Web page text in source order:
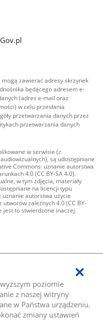
poziomie
z naszej witryny
w Państwa urządzeniu.
zmiany ustawień
zawierać adresy skrzynek
będącego adresem e-
(adres e-mail oraz
w celu przesłania
przetwarzania danych przez
przetwarzania danych
w serwisie (z
są udostępniane
Commons: uznanie autorstwa
4.0 (CC BY-SA 4.0).
w tym zdjęcia, materiały
na licencji typu
uznanie autorstwa użycie
utworów zależnych 4.0 (CC BY-
jest to stwierdzone inaczej.